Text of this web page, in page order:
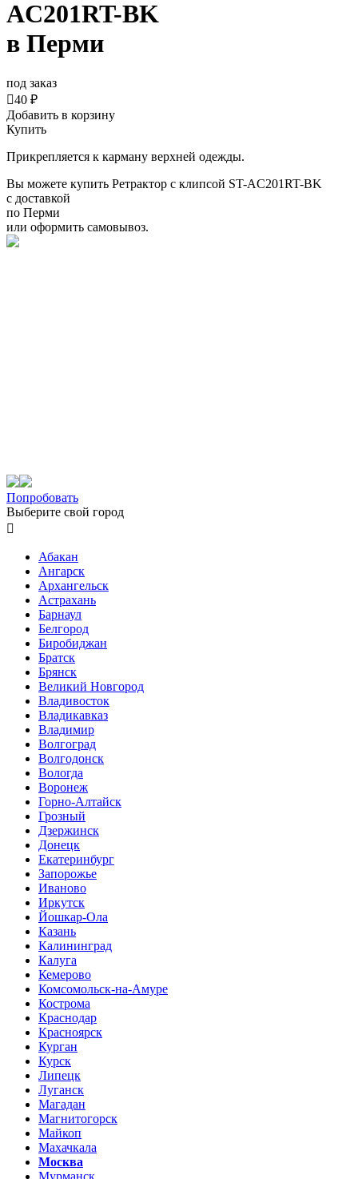
AC201RT-BK
в Перми
под заказ
40 ₽
Добавить в корзину
Купить
Прикрепляется к карману верхней одежды.
Вы можете купить Ретрактор с клипсой ST-AC201RT-BK
с доставкой
по Перми
или оформить самовывоз.
Попробовать
Выберите свой город

Абакан
Ангарск
Архангельск
Астрахань
Барнаул
Белгород
Биробиджан
Братск
Брянск
Великий Новгород
Владивосток
Владикавказ
Владимир
Волгоград
Волгодонск
Вологда
Воронеж
Горно-Алтайск
Грозный
Дзержинск
Донецк
Екатеринбург
Запорожье
Иваново
Иркутск
Йошкар-Ола
Казань
Калининград
Калуга
Кемерово
Комсомольск-на-Амуре
Кострома
Краснодар
Красноярск
Курган
Курск
Липецк
Луганск
Магадан
Магнитогорск
Майкоп
Махачкала
Москва
Мурманск